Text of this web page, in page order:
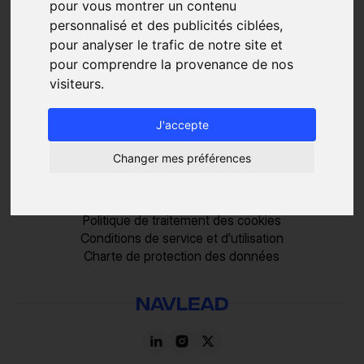
pour vous montrer un contenu
personnalisé et des publicités ciblées,
pour analyser le trafic de notre site et
pour comprendre la provenance de nos
visiteurs.
J'accepte
Changer mes préférences
Recrutement
Marketing
RESSOURCES
Blog
À propos
Tarifs
LÉGAL
Politique de traitement des cookies
Conditions de service et d'utilisation
Charte de protection des données